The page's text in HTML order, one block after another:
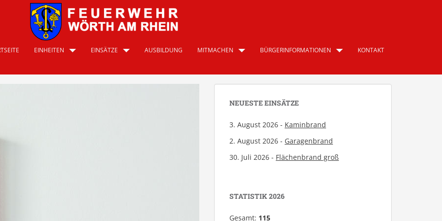
EINHEITEN EINSÄTZE AUSBILDUNG MITMACHEN BÜRGERINFORMATIONEN KONTAKT
NEUESTE EINSÄTZE
3. August 2026 - Kaminbrand
2. August 2026 - Garagenbrand
30. Juli 2026 - Flächenbrand groß
STATISTIK 2026
Gesamt: 115